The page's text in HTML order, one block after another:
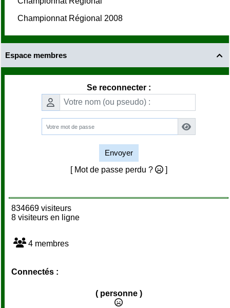
Championnat Régional 2008

Espace membres
Se reconnecter :
Envoyer
[ Mot de passe perdu ?
]
834669 visiteurs
8 visiteurs en ligne
4 membres
Connectés :
( personne )